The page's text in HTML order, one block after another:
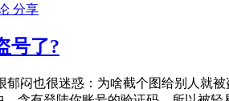
分享
号了?
郁闷也很迷惑：为啥截个图给别人就